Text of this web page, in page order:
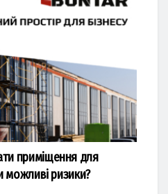
приміщення для
можливі ризики?